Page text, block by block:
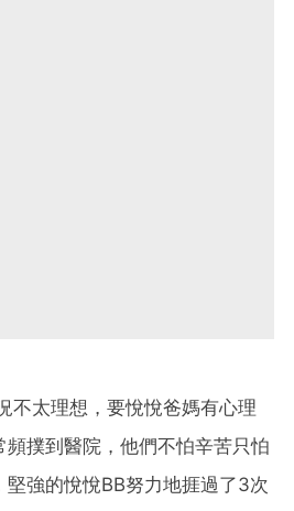
不太理想，要悅悅爸媽有心理
撲到醫院，他們不怕辛苦只怕
強的悅悅BB努力地捱過了3次